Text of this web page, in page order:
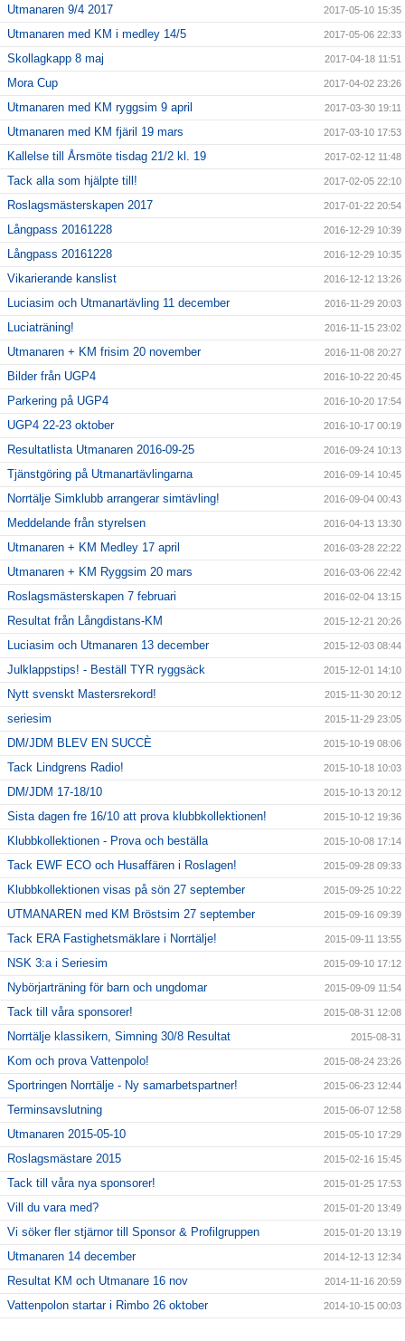
Utmanaren 9/4 2017 2017-05-10 15:35
Utmanaren med KM i medley 14/5 2017-05-06 22:33
Skollagkapp 8 maj 2017-04-18 11:51
Mora Cup 2017-04-02 23:26
Utmanaren med KM ryggsim 9 april 2017-03-30 19:11
Utmanaren med KM fjäril 19 mars 2017-03-10 17:53
Kallelse till Årsmöte tisdag 21/2 kl. 19 2017-02-12 11:48
Tack alla som hjälpte till! 2017-02-05 22:10
Roslagsmästerskapen 2017 2017-01-22 20:54
Långpass 20161228 2016-12-29 10:39
Långpass 20161228 2016-12-29 10:35
Vikarierande kanslist 2016-12-12 13:26
Luciasim och Utmanartävling 11 december 2016-11-29 20:03
Luciaträning! 2016-11-15 23:02
Utmanaren + KM frisim 20 november 2016-11-08 20:27
Bilder från UGP4 2016-10-22 20:45
Parkering på UGP4 2016-10-20 17:54
UGP4 22-23 oktober 2016-10-17 00:19
Resultatlista Utmanaren 2016-09-25 2016-09-24 10:13
Tjänstgöring på Utmanartävlingarna 2016-09-14 10:45
Norrtälje Simklubb arrangerar simtävling! 2016-09-04 00:43
Meddelande från styrelsen 2016-04-13 13:30
Utmanaren + KM Medley 17 april 2016-03-28 22:22
Utmanaren + KM Ryggsim 20 mars 2016-03-06 22:42
Roslagsmästerskapen 7 februari 2016-02-04 13:15
Resultat från Långdistans-KM 2015-12-21 20:26
Luciasim och Utmanaren 13 december 2015-12-03 08:44
Julklappstips! - Beställ TYR ryggsäck 2015-12-01 14:10
Nytt svenskt Mastersrekord! 2015-11-30 20:12
seriesim 2015-11-29 23:05
DM/JDM BLEV EN SUCCÈ 2015-10-19 08:06
Tack Lindgrens Radio! 2015-10-18 10:03
DM/JDM 17-18/10 2015-10-13 20:12
Sista dagen fre 16/10 att prova klubbkollektionen! 2015-10-12 19:36
Klubbkollektionen - Prova och beställa 2015-10-08 17:14
Tack EWF ECO och Husaffären i Roslagen! 2015-09-28 09:33
Klubbkollektionen visas på sön 27 september 2015-09-25 10:22
UTMANAREN med KM Bröstsim 27 september 2015-09-16 09:39
Tack ERA Fastighetsmäklare i Norrtälje! 2015-09-11 13:55
NSK 3:a i Seriesim 2015-09-10 17:12
Nybörjarträning för barn och ungdomar 2015-09-09 11:54
Tack till våra sponsorer! 2015-08-31 12:08
Norrtälje klassikern, Simning 30/8 Resultat 2015-08-31
Kom och prova Vattenpolo! 2015-08-24 23:26
Sportringen Norrtälje - Ny samarbetspartner! 2015-06-23 12:44
Terminsavslutning 2015-06-07 12:58
Utmanaren 2015-05-10 2015-05-10 17:29
Roslagsmästare 2015 2015-02-16 15:45
Tack till våra nya sponsorer! 2015-01-25 17:53
Vill du vara med? 2015-01-20 13:49
Vi söker fler stjärnor till Sponsor & Profilgruppen 2015-01-20 13:19
Utmanaren 14 december 2014-12-13 12:34
Resultat KM och Utmanare 16 nov 2014-11-16 20:59
Vattenpolon startar i Rimbo 26 oktober 2014-10-15 00:03